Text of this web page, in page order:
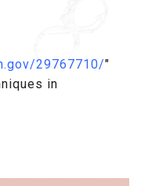
29767710/"
in